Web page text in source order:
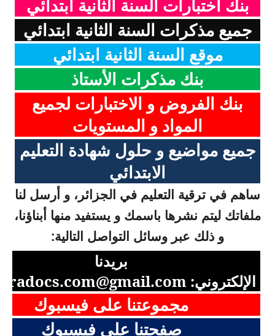
بنك اختبارات السنة الثانية ابتدائي
جميع مذكرات السنة الثانية ابتدائي
موقع السنة الثانية ابتدائي
بنك مذكرات الأستاذ
بنك الفروض و الاختبارات لجميع
المواد و المستويات
جميع مواضيع و حلول شهادة التعليم
الابتدائي
ساهم في ترقية التعليم في الجزائر، و أرسل لنا
ملفاتك ليتم نشرها باسمك و يستفيد منها أبناؤنا،
و ذلك عبر وسائل التواصل التالية:
بريدنا
الإلكتروني:
مجموعتنا على فيسبوك
صفحتنا على فيسبوك